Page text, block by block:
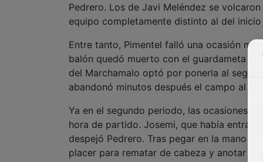
Pedrero. Los de Javi Meléndez se
equipo completamente distinto al del
Entre tanto, Pimentel falló una ocasión
balón quedó muerto con el guardameta
del Marchamalo optó por ponerla al
abandonó minutos después el campo al
Ya en el segundo periodo, las ocasiones
hora de partido. Josemi, que había
despejó Pedrero. Tras pegar en la mano
placer para rematar de cabeza y anotar el